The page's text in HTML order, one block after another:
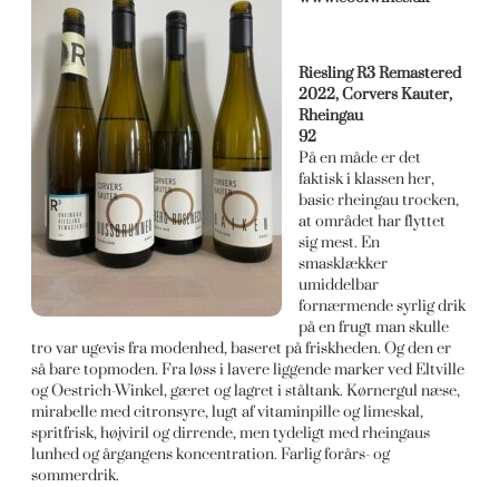
Riesling R3 Remastered
2022, Corvers Kauter,
Rheingau
92
På en måde er det
faktisk i klassen her,
basic rheingau trocken,
at området har flyttet
sig mest. En
smasklækker
umiddelbar
fornærmende syrlig drik
på en frugt man skulle
tro var ugevis fra modenhed, baseret på friskheden. Og den er
så bare topmoden. Fra løss i lavere liggende marker ved Eltville
og Oestrich-Winkel, gæret og lagret i ståltank. Kørnergul næse,
mirabelle med citronsyre, lugt af vitaminpille og limeskal,
spritfrisk, højviril og dirrende, men tydeligt med rheingaus
lunhed og årgangens koncentration. Farlig forårs- og
sommerdrik.